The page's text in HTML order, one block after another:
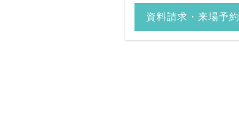
資料請求・来場予約